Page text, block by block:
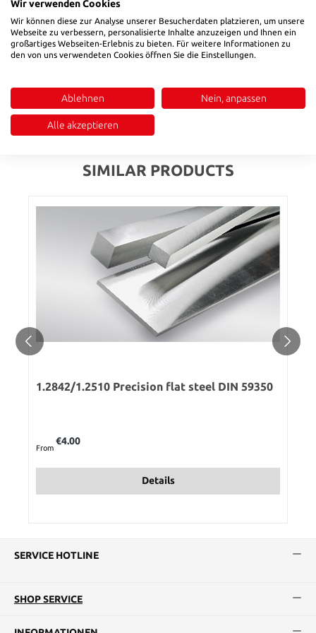
Product number:28424
Diameter h8
Reviews
SIMILAR PRODUCTS
1.2842/1.2510 Precision flat steel DIN 59350
From
€4.00
Details
SERVICE HOTLINE
SHOP SERVICE
Wir verwenden Cookies
Wir können diese zur Analyse unserer Besucherdaten platzieren, um unsere
Webseite zu verbessern, personalisierte Inhalte anzuzeigen und Ihnen ein
großartiges Webseiten-Erlebnis zu bieten. Für weitere Informationen zu
den von uns verwendeten Cookies öffnen Sie die Einstellungen.
Ablehnen Nein, anpassen
Alle akzeptieren